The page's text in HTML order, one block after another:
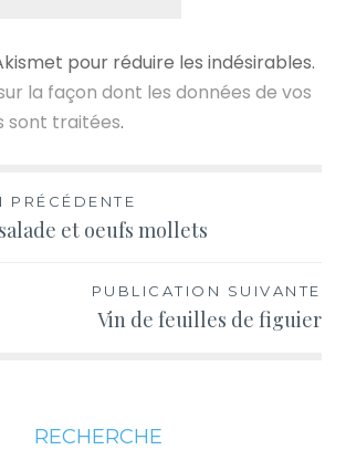
pour réduire les indésirables.
la façon dont les données de vos
sont traitées.
PRÉCÉDENTE
et oeufs mollets
PUBLICATION SUIVANTE
Vin de feuilles de figuier
RECHERCHE